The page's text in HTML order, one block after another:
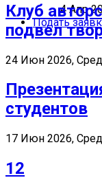
4 Апр
Подать
Клуб
подвел
24 Июн 2026,
студентов
17 Июн 2026,
12